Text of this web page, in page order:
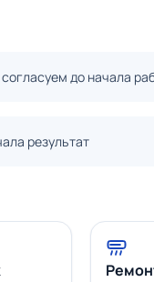
до начала
результат